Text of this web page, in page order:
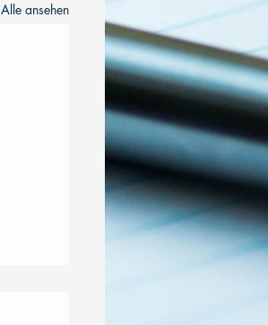
Alle ansehen